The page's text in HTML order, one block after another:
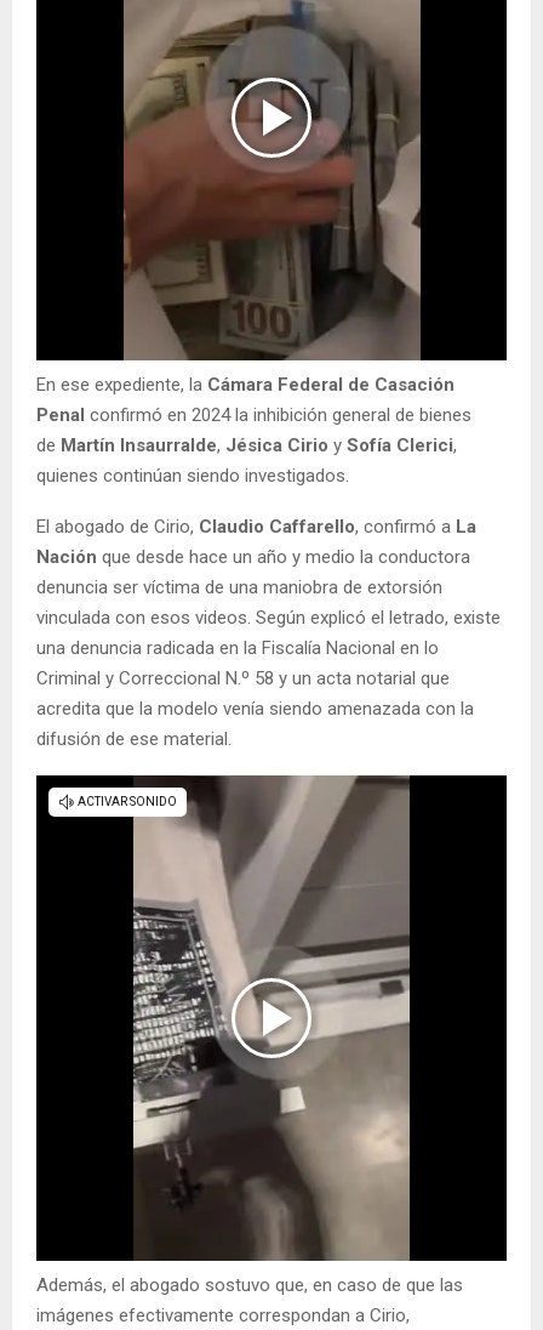
En ese expediente, la Cámara Federal de Casación
Penal confirmó en 2024 la inhibición general de bienes
de Martín Insaurralde, Jésica Cirio y Sofía Clerici,
quienes continúan siendo investigados.
El abogado de Cirio, Claudio Caffarello, confirmó a La
Nación que desde hace un año y medio la conductora
denuncia ser víctima de una maniobra de extorsión
vinculada con esos videos. Según explicó el letrado, existe
una denuncia radicada en la Fiscalía Nacional en lo
Criminal y Correccional N.º 58 y un acta notarial que
acredita que la modelo venía siendo amenazada con la
difusión de ese material.
Además, el abogado sostuvo que, en caso de que las
imágenes efectivamente correspondan a Cirio,